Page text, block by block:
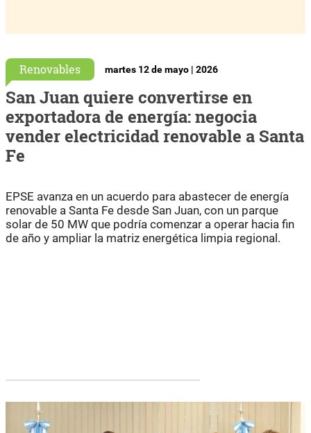
Renovables martes 12 de mayo | 2026
San Juan quiere convertirse en
exportadora de energía: negocia
vender electricidad renovable a Santa
Fe
EPSE avanza en un acuerdo para abastecer de energía
renovable a Santa Fe desde San Juan, con un parque
solar de 50 MW que podría comenzar a operar hacia fin
de año y ampliar la matriz energética limpia regional.